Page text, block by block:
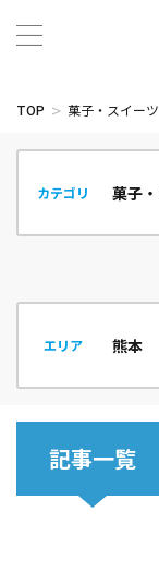
TOP 菓子・スイーツ
カテゴリ
エリア
記事一覧